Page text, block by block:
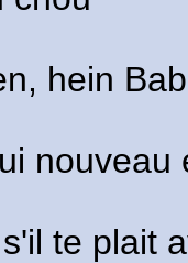
hein
te plait